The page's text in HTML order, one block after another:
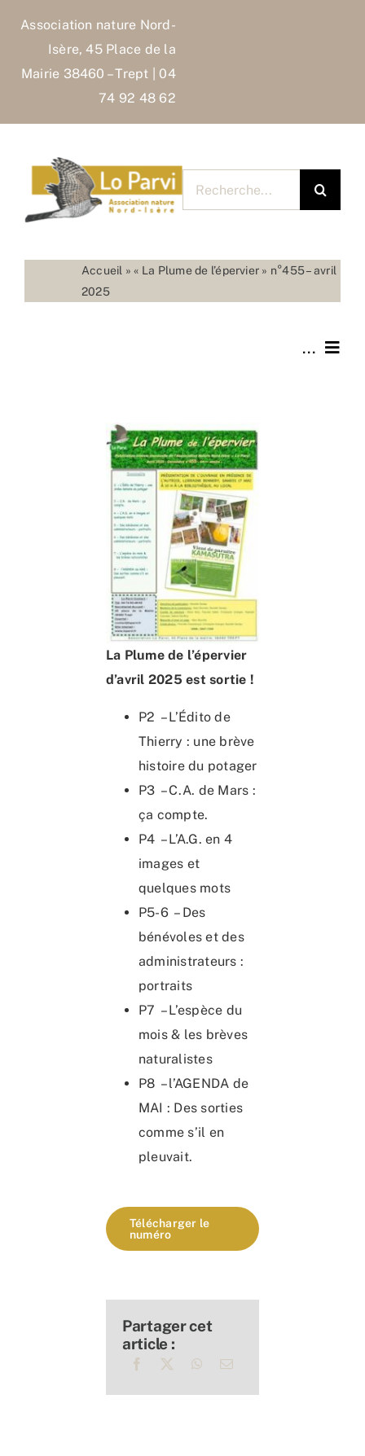
Association nature Nord-
Isère, 45 Place de la
Mairie 38460 – Trept | 04
74 92 48 62
Accueil »« La Plume de l’épervier » n°455 – avril
2025
...
Nous rejoindre
Connaître & Protéger
Nous contacter
La Plume de l’épervier
d’avril 2025 est sortie !
P2 – L’Édito de
Thierry : une brève
histoire du potager
P3 – C.A. de Mars :
ça compte.
P4 – L’A.G. en 4
images et
quelques mots
P5-6 – Des
bénévoles et des
administrateurs :
portraits
P7 – L’espèce du
mois & les brèves
naturalistes
P8 – l’AGENDA de
MAI : Des sorties
comme s’il en
pleuvait.
Télécharger le
numéro
Partager cet
article :